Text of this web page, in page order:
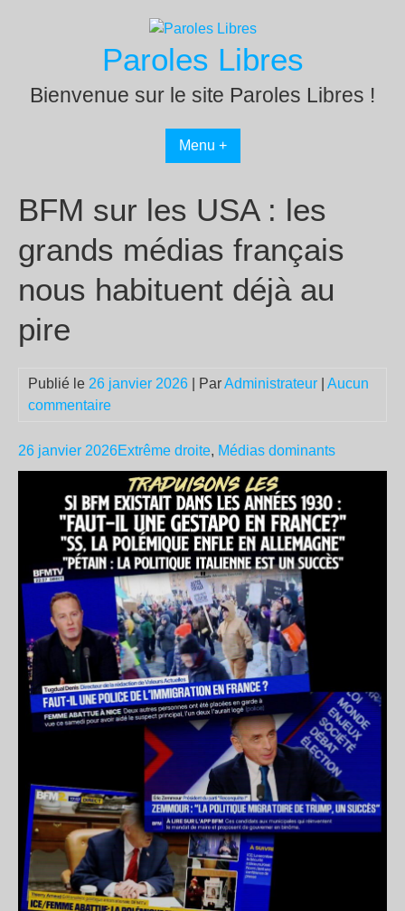
Paroles Libres
Bienvenue sur le site Paroles Libres !
Menu +
BFM sur les USA : les
grands médias français
nous habituent déjà au
pire
Publié le 26 janvier 2026 | ParAdministrateur
Aucun
commentaire
26 janvier 2026Extrême droite, Médias dominants